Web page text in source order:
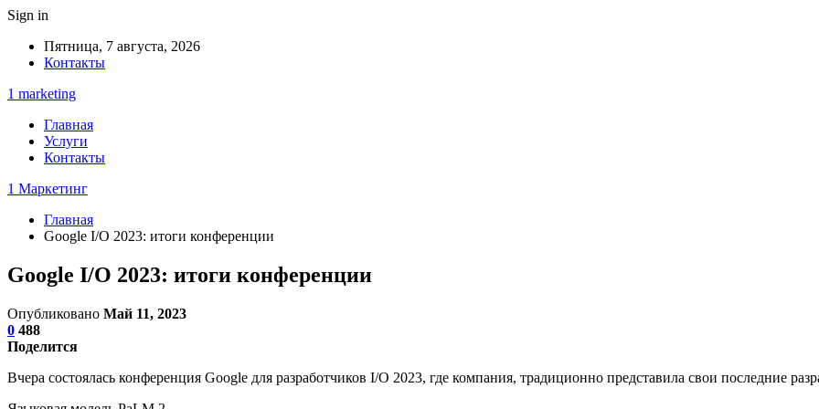
Sign in
Пятница, 7 августа, 2026
Контакты
1 marketing
Главная
Услуги
Контакты
1 Маркетинг
Главная
Google I/O 2023: итоги конференции
Google I/O 2023: итоги конференции
Опубликовано Май 11, 2023
0 488
Поделится
Вчера состоялась конференция Google для разработчиков I/O 2023, где компания, традиционно представила свои последние